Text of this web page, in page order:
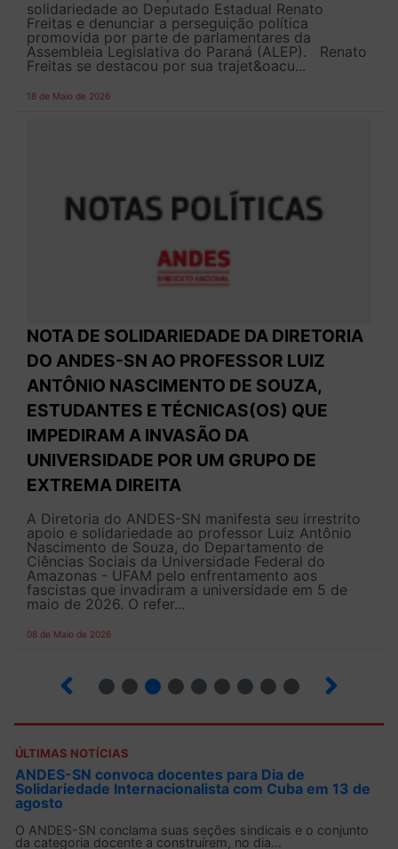
solidariedade ao Deputado Estadual Renato
Freitas e denunciar a perseguição política
promovida por parte de parlamentares da
Assembleia Legislativa do Paraná (ALEP). Renato
Freitas se destacou por sua trajet&oacu...
18 de Maio de 2026
NOTA DE SOLIDARIEDADE DA DIRETORIA
DO ANDES-SN AO PROFESSOR LUIZ
ANTÔNIO NASCIMENTO DE SOUZA,
ESTUDANTES E TÉCNICAS(OS) QUE
IMPEDIRAM A INVASÃO DA
UNIVERSIDADE POR UM GRUPO DE
EXTREMA DIREITA
A Diretoria do ANDES-SN manifesta seu irrestrito
apoio e solidariedade ao professor Luiz Antônio
Nascimento de Souza, do Departamento de
Ciências Sociais da Universidade Federal do
Amazonas - UFAM pelo enfrentamento aos
fascistas que invadiram a universidade em 5 de
maio de 2026. O refer...
08 de Maio de 2026
ÚLTIMAS NOTÍCIAS
ANDES-SN convoca docentes para Dia de
Solidariedade Internacionalista com Cuba em 13 de
agosto
O ANDES-SN conclama suas seções sindicais e o conjunto
da categoria docente a construírem, no dia...